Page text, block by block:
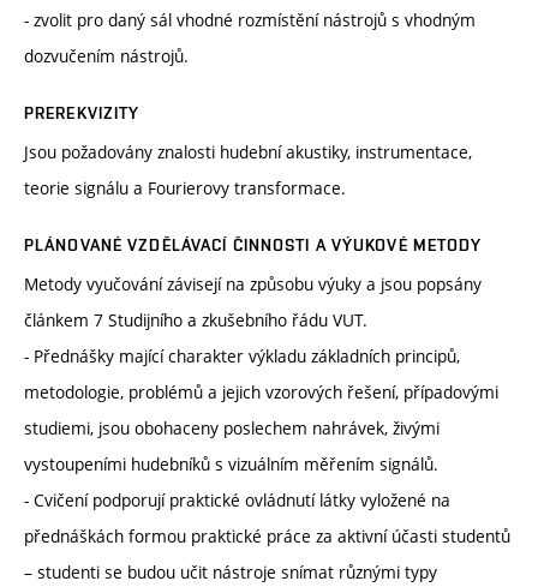
- zvolit pro daný sál vhodné rozmístění nástrojů s vhodným
dozvučením nástrojů.
PREREKVIZITY
Jsou požadovány znalosti hudební akustiky, instrumentace,
teorie signálu a Fourierovy transformace.
PLÁNOVANÉ VZDĚLÁVACÍ ČINNOSTI A VÝUKOVÉ METODY
Metody vyučování závisejí na způsobu výuky a jsou popsány
článkem 7 Studijního a zkušebního řádu VUT.
- Přednášky mající charakter výkladu základních principů,
metodologie, problémů a jejich vzorových řešení, případovými
studiemi, jsou obohaceny poslechem nahrávek, živými
vystoupeními hudebníků s vizuálním měřením signálů.
- Cvičení podporují praktické ovládnutí látky vyložené na
přednáškách formou praktické práce za aktivní účasti studentů
– studenti se budou učit nástroje snímat různými typy